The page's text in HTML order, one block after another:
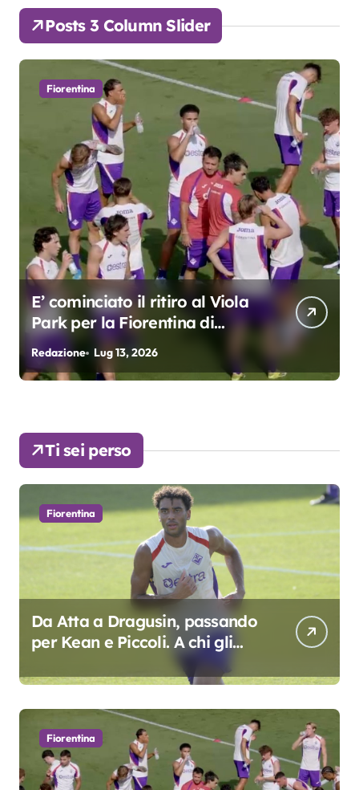
Posts 3 Column Slider
Fiorentina
Grosso: “Giocheremo col 4-3-
3. Kean e Fagioli
fondamentali. Atta grande
Redazione
Ti sei perso
Fiorentina
Da Atta a Dragusin, passando
per Kean e Piccoli. A chi gli
oscar del precampionato?
Fiorentina